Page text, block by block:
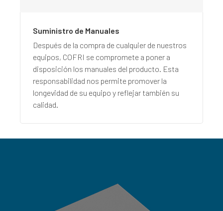
Suministro de Manuales
Después de la compra de cualquier de nuestros
equipos, COFRI se compromete a poner a
disposición los manuales del producto. Esta
responsabilidad nos permite promover la
longevidad de su equipo y reflejar también su
calidad.